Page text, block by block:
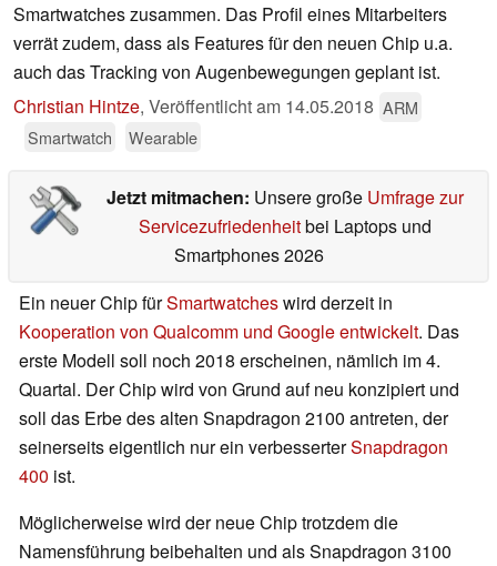
Smartwatches zusammen. Das Profil eines Mitarbeiters
verrät zudem, dass als Features für den neuen Chip u.a.
auch das Tracking von Augenbewegungen geplant ist.
Christian Hintze, Veröffentlicht am 14.05.2018 ARM
Smartwatch
Wearable
Jetzt mitmachen: Unsere große Umfrage zur
Servicezufriedenheitbei Laptops und
Smartphones 2026
Ein neuer Chip fürSmartwatcheswird derzeit in
Kooperation von Qualcomm und Google entwickelt. Das
erste Modell soll noch 2018 erscheinen, nämlich im 4.
Quartal. Der Chip wird von Grund auf neu konzipiert und
soll das Erbe des alten Snapdragon 2100 antreten, der
seinerseits eigentlich nur ein verbesserterSnapdragon
400 ist.
Möglicherweise wird der neue Chip trotzdem die
Namensführung beibehalten und als Snapdragon 3100